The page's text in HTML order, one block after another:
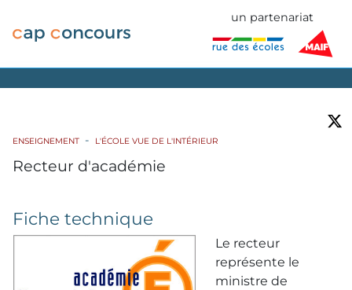
un partenariat
ENSEIGNEMENT L'ÉCOLE VUE DE L'INTÉRIEUR
Recteur d'académie
Fiche technique
Le recteur
représente le
ministre de